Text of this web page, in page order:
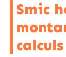
Smic